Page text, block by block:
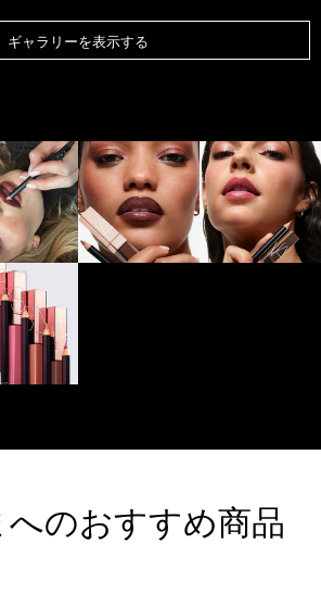
ギャラリーを表示する
へのおすすめ商品